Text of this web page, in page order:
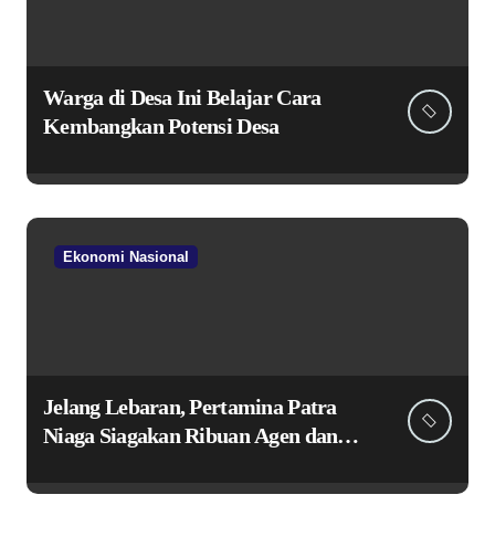
Warga di Desa Ini Belajar Cara
Kembangkan Potensi Desa
Ekonomi Nasional
Jelang Lebaran, Pertamina Patra
Niaga Siagakan Ribuan Agen dan